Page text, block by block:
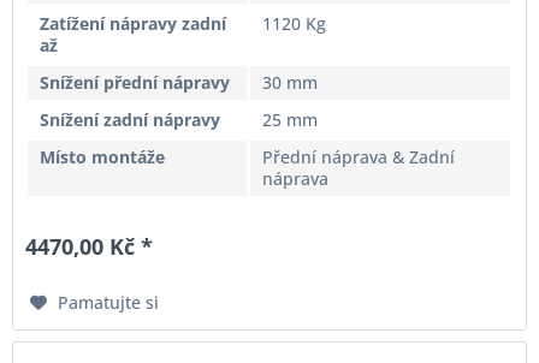
Zatížení nápravy zadní
až
1120 Kg
Snížení přední nápravy
30 mm
Snížení zadní nápravy
25 mm
Místo montáže
Přední náprava & Zadní
náprava
4470,00 Kč *
Pamatujte si